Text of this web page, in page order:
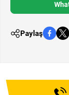
Paylaş